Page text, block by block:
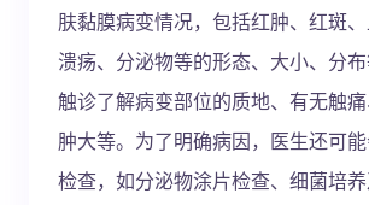
肤黏膜病变情况，包括红肿、红斑、
溃疡、分泌物等的形态、大小、分
触诊了解病变部位的质地、有无触
肿大等。为了明确病因，医生还可
检查，如分泌物涂片检查、细菌培养